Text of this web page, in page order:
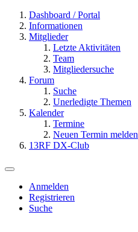
Dashboard / Portal
Informationen
Mitglieder
Letzte Aktivitäten
Team
Mitgliedersuche
Forum
Suche
Unerledigte Themen
Kalender
Termine
Neuen Termin melden
13RF DX-Club
Anmelden
Registrieren
Suche